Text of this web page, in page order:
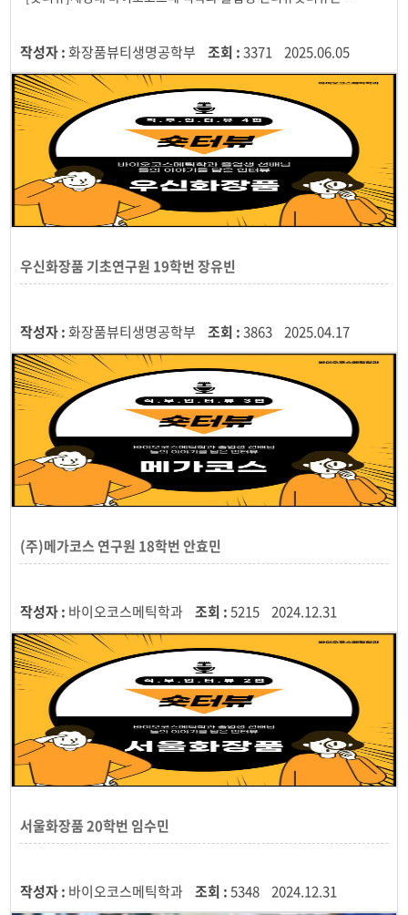
작성자 :화장품뷰티생명공학부 조회 :3371 2025.06.05
우신화장품 기초연구원 19학번 장유빈
작성자 :화장품뷰티생명공학부 조회 :3863 2025.04.17
(주)메가코스 연구원 18학번 안효민
작성자 : 바이오코스메틱학과 조회 :5215 2024.12.31
서울화장품 20학번 임수민
작성자 : 바이오코스메틱학과 조회 :5348 2024.12.31